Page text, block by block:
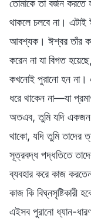
তোমাকে তা বর্জন
থাকলে চলবে না।
আবশ্যক। ঈশ্বর তাঁর
করেন না যা বিগত
কখনোই পুরানো হন না।
ধরে থাকেন না—যা
অতএব, তুমি যদি একজন
থাকো, যদি তুমি তাদের
সূত্রবদ্ধ পদ্ধতিতে
ব্যবহার করে কাজ
কাজ কি বিঘ্নসৃষ্টিকারী
এইসব পুরানো ধ্যান-